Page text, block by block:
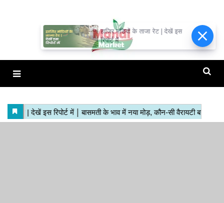
हाजिर मंडियों के ताजा रेट | देखें इस
रिपोर्ट में